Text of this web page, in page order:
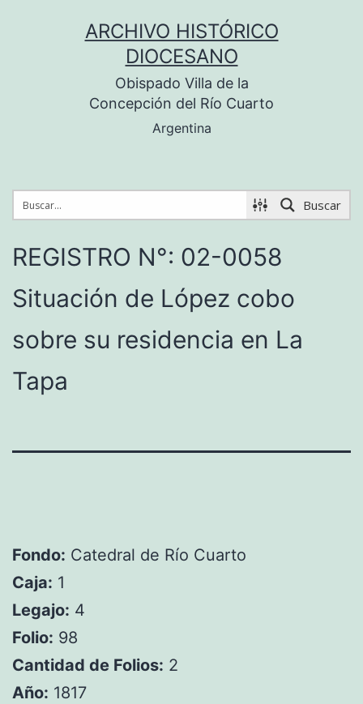
ARCHIVO HISTÓRICO
DIOCESANO
Obispado Villa de la
Concepción del Río Cuarto
Argentina
Buscar
REGISTRO N°: 02-0058
Situación de López cobo
sobre su residencia en La
Tapa
Fondo: Catedral de Río Cuarto
Caja: 1
Legajo: 4
Folio: 98
Cantidad de Folios: 2
Año: 1817